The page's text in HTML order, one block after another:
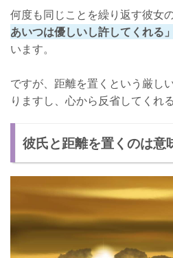
何度も同じことを繰り返す彼女
あいつは優しいし許してくれる」
います。
ですが、距離を置くという厳し
りますし、心から反省してくれ
彼氏と距離を置くのは意